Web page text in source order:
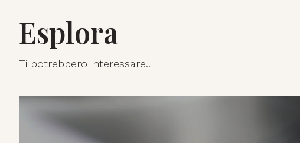
Esplora
Ti potrebbero interessare..